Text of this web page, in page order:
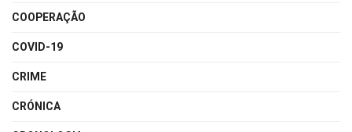
COOPERAÇÃO
COVID-19
CRIME
CRÓNICA